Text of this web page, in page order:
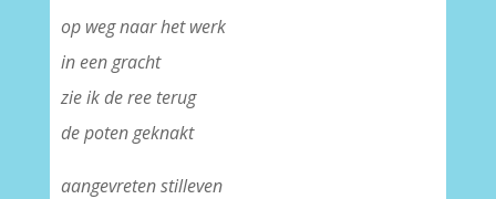
op weg naar het werk
in een gracht
zie ik de ree terug
de poten geknakt
aangevreten stilleven